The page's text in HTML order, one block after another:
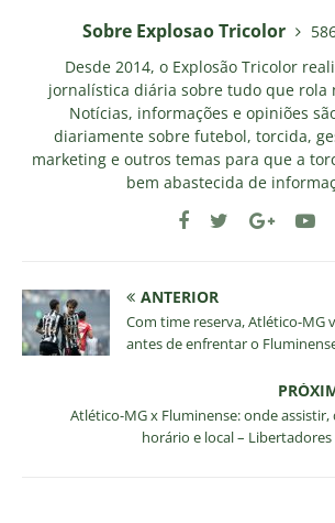
Sobre Explosao Tricolor
Desde 2014, o Explosão Tricolor
jornalística diária sobre tudo que rola
Notícias, informações e opiniões
diariamente sobre futebol, torcida,
marketing e outros temas para que a
bem abastecida de
ANTERIOR
Com time reserva, Atlético-MG
antes de enfrentar o
Atlético-MG x Fluminense: onde assistir,
horário e local – Libertadores